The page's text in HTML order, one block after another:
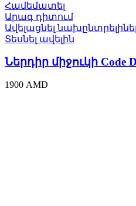
Համեմատել
Արագ դիտում
Ավելացնել
Տեսնել ավելին
Ներդիր միջուկի Code
1900 AMD